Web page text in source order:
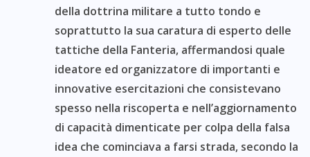
della dottrina militare a tutto tondo e
soprattutto la sua caratura di esperto delle
tattiche della Fanteria, affermandosi quale
ideatore ed organizzatore di importanti e
innovative esercitazioni che consistevano
spesso nella riscoperta e nell’aggiornamento
di capacità dimenticate per colpa della falsa
idea che cominciava a farsi strada, secondo la